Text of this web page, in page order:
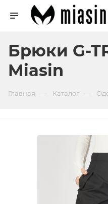
Брюки G-
Miasin
Главная Каталог